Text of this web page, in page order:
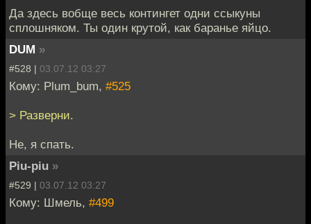
Да здесь вобще весь контингет одни ссыкуны
сплошняком. Ты один крутой, как баранье яйцо.
DUM »
#528 | 03.07.12 03:27
Кому: Plum_bum, #525
> Разверни.
Не, я спать.
Piu-piu »
#529 | 03.07.12 03:27
Кому: Шмель, #499